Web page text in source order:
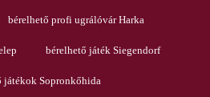
bérelhető profi ugrálóvár Harka
bérelhető játék Siegendorf
játékok Sopronkőhida